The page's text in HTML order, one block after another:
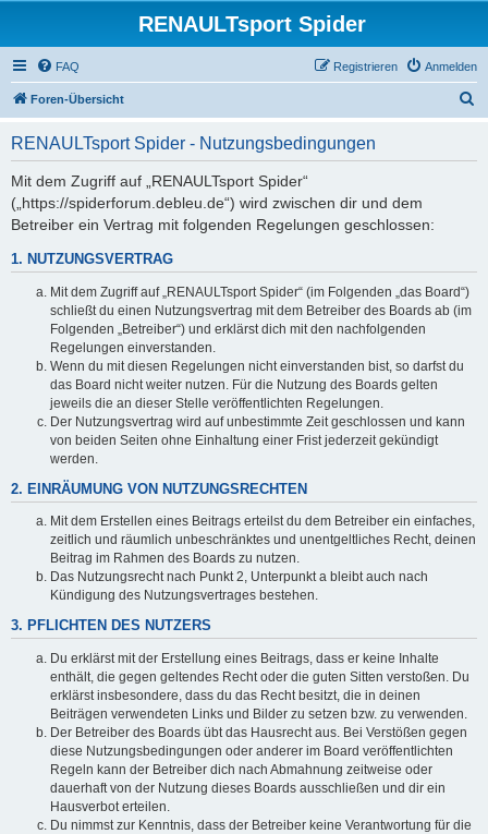
RENAULTsport Spider
FAQ Anmelden
Registrieren
Foren-Übersicht
RENAULTsport Spider - Nutzungsbedingungen
Mit dem Zugriff auf „RENAULTsport Spider“
(„https://spiderforum.debleu.de“) wird zwischen dir und dem
Betreiber ein Vertrag mit folgenden Regelungen geschlossen:
1. NUTZUNGSVERTRAG
Mit dem Zugriff auf „RENAULTsport Spider“ (im Folgenden „das Board“)
schließt du einen Nutzungsvertrag mit dem Betreiber des Boards ab (im
Folgenden „Betreiber“) und erklärst dich mit den nachfolgenden
Regelungen einverstanden.
Wenn du mit diesen Regelungen nicht einverstanden bist, so darfst du
das Board nicht weiter nutzen. Für die Nutzung des Boards gelten
jeweils die an dieser Stelle veröffentlichten Regelungen.
Der Nutzungsvertrag wird auf unbestimmte Zeit geschlossen und kann
von beiden Seiten ohne Einhaltung einer Frist jederzeit gekündigt
werden.
2. EINRÄUMUNG VON NUTZUNGSRECHTEN
Mit dem Erstellen eines Beitrags erteilst du dem Betreiber ein einfaches,
zeitlich und räumlich unbeschränktes und unentgeltliches Recht, deinen
Beitrag im Rahmen des Boards zu nutzen.
Das Nutzungsrecht nach Punkt 2, Unterpunkt a bleibt auch nach
Kündigung des Nutzungsvertrages bestehen.
3. PFLICHTEN DES NUTZERS
Du erklärst mit der Erstellung eines Beitrags, dass er keine Inhalte
enthält, die gegen geltendes Recht oder die guten Sitten verstoßen. Du
erklärst insbesondere, dass du das Recht besitzt, die in deinen
Beiträgen verwendeten Links und Bilder zu setzen bzw. zu verwenden.
Der Betreiber des Boards übt das Hausrecht aus. Bei Verstößen gegen
diese Nutzungsbedingungen oder anderer im Board veröffentlichten
Regeln kann der Betreiber dich nach Abmahnung zeitweise oder
dauerhaft von der Nutzung dieses Boards ausschließen und dir ein
Hausverbot erteilen.
Du nimmst zur Kenntnis, dass der Betreiber keine Verantwortung für die